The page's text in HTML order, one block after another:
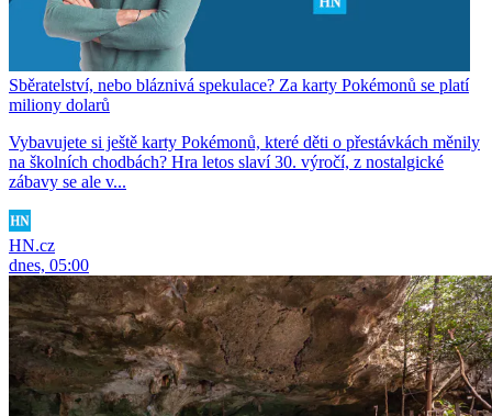
Sběratelství, nebo bláznivá spekulace? Za karty Pokémonů se platí
miliony dolarů
Vybavujete si ještě karty Pokémonů, které děti o přestávkách měnily
na školních chodbách? Hra letos slaví 30. výročí, z nostalgické
zábavy se ale v...
HN.cz
dnes, 05:00